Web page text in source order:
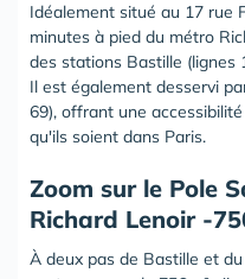
Idéalement situé au 17 rue
minutes à pied du métro
des stations Bastille (lignes
Il est également desservi
69), offrant une
qu'ils soient dans Paris.
‍Zoom sur le Pole
Richard Lenoir -
À deux pas de Bastille et